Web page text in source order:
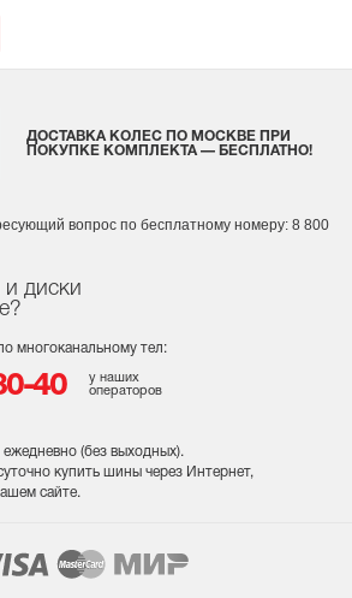
диски
многоканальному тел:
40
у наших
операторов
(без выходных).
купить шины через Интернет,
сайте.
ДОСТАВКА КОЛЕС ПО МОСКВЕ ПРИ
ПОКУПКЕ КОМПЛЕКТА — БЕСПЛАТНО!
вопрос по бесплатному номеру: 8 800